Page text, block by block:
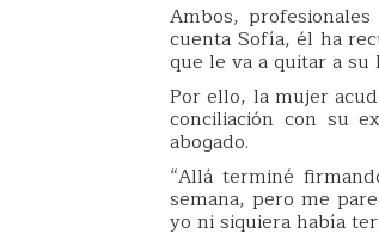
Ambos,
cuenta Sofía, él ha
que le va a quitar a su
Por ello, la mujer
conciliación con su
abogado.
“Allá terminé
semana, pero me
yo ni siquiera había